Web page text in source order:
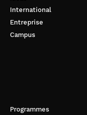
International
Entreprise
Campus
Programmes